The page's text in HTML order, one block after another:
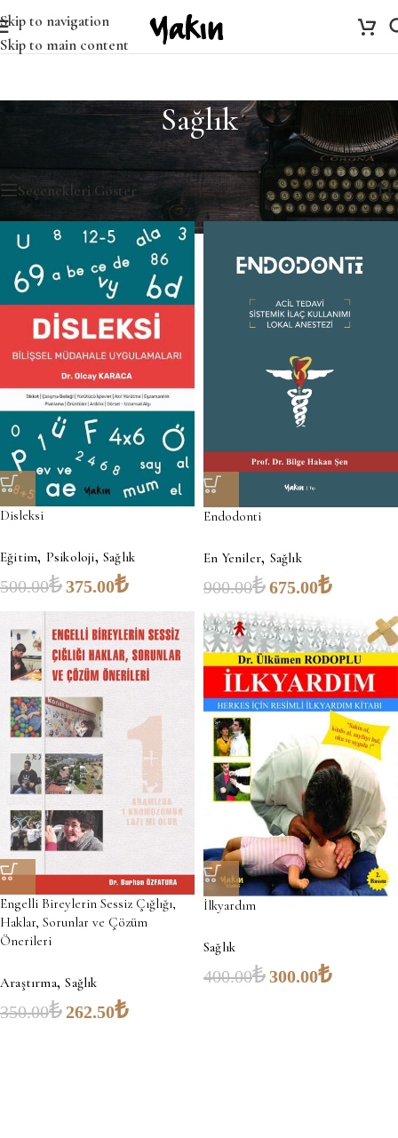
Skip to navigation
Skip to main content
Sağlık
4 sonucun tümü gösteriliyor
Seçenekleri Göster
Disleksi
Eğitim, Psikoloji, Sağlık
500.00₺375.00₺
Endodonti
En Yeniler, Sağlık
900.00₺675.00₺
Engelli Bireylerin Sessiz Çığlığı,
Haklar, Sorunlar ve Çözüm
Önerileri
Araştırma, Sağlık
350.00₺262.50₺
İlkyardım
Sağlık
400.00₺300.00₺